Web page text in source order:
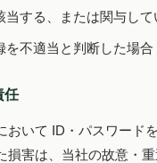
当する、または関与し
を不適当と判断した場合
任
おいて ID・パスワード
損害は、当社の故意・